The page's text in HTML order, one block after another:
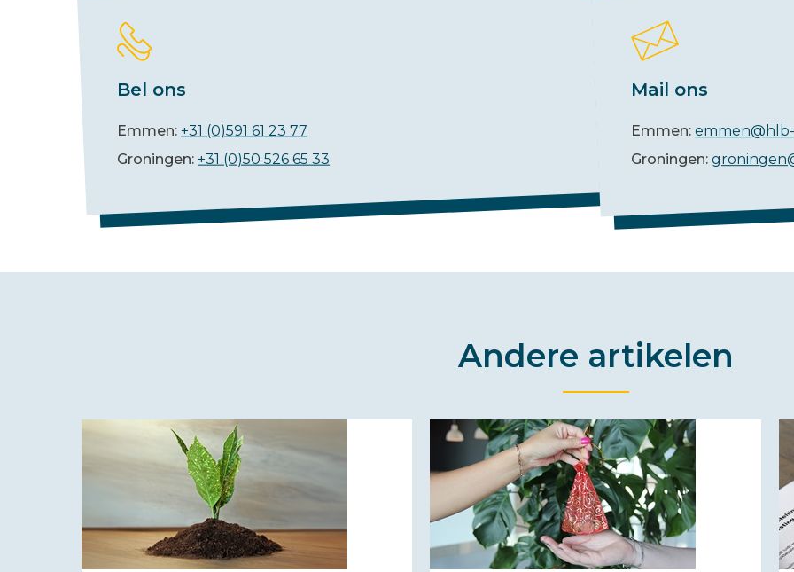
Bel ons
Emmen:+31 (0)591 61 23 77
Groningen:+31 (0)50 526 65 33
Mail ons
Emmen:
Groningen:
Andere artikelen